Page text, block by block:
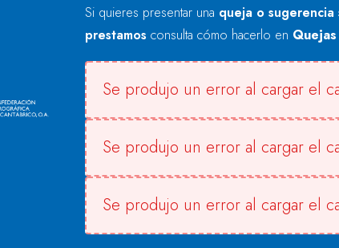
Si quieres presentar una queja o
prestamos consulta cómo hacerlo en
Se produjo un error al cargar el
Se produjo un error al cargar el
Se produjo un error al cargar el